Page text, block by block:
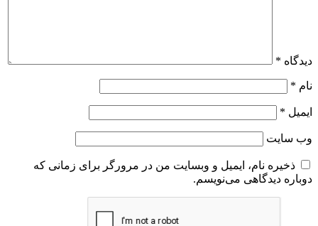
دیدگاه *
نام *
ایمیل *
وب‌ سایت
ذخیره نام، ایمیل و وبسایت من در مرورگر برای زمانی که
دوباره دیدگاهی می‌نویسم.